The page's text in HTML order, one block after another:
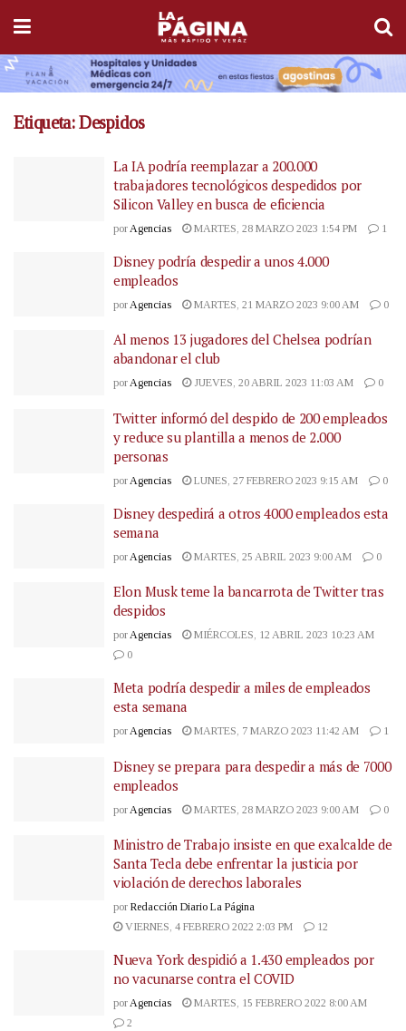
Etiqueta:Despidos
La IA podría reemplazar a 200.000
trabajadores tecnológicos despedidos por
Silicon Valley en busca de eficiencia
por Agencias MARTES, 28 MARZO 2023 1:54 PM 1
Disney podría despedir a unos 4.000
empleados
por Agencias MARTES, 21 MARZO 2023 9:00 AM 0
Al menos 13 jugadores del Chelsea podrían
abandonar el club
porAgencias JUEVES, 20 ABRIL 2023 11:03 AM 0
Twitter informó del despido de 200 empleados
y reduce su plantilla a menos de 2.000
personas
por Agencias LUNES, 27 FEBRERO 2023 9:15 AM 0
Disney despedirá a otros 4000 empleados esta
semana
por Agencias MARTES, 25 ABRIL 2023 9:00 AM 0
Elon Musk teme la bancarrota de Twitter tras
despidos
porAgencias
MIÉRCOLES, 12 ABRIL 2023 10:23 AM
0
Meta podría despedir a miles de empleados
esta semana
porAgencias MARTES, 7 MARZO 2023 11:42 AM 1
Disney se prepara para despedir a más de 7000
empleados
por Agencias MARTES, 28 MARZO 2023 9:00 AM 0
Ministro de Trabajo insiste en que exalcalde de
Santa Tecla debe enfrentar la justicia por
violación de derechos laborales
por Redacción Diario La Página
VIERNES, 4 FEBRERO 2022 2:03 PM
12
Nueva York despidió a 1.430 empleados por
no vacunarse contra el COVID
porAgencias
MARTES, 15 FEBRERO 2022 8:00 AM
2